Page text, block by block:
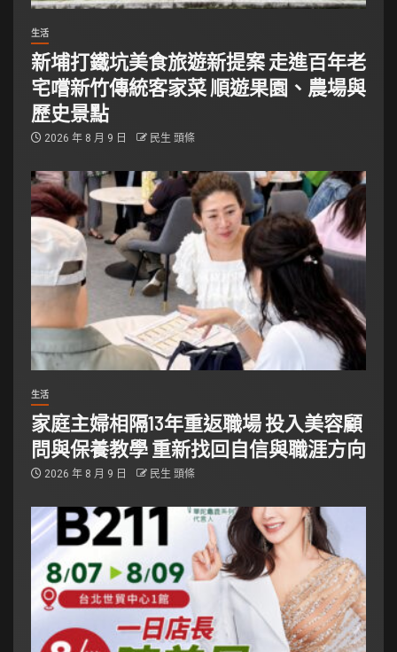
生活
新埔打鐵坑美食旅遊新提案 走進百年老
宅嚐新竹傳統客家菜 順遊果園、農場與
歷史景點
2026 年 8 月 9 日 民生 頭條
生活
家庭主婦相隔13年重返職場 投入美容顧
問與保養教學 重新找回自信與職涯方向
2026 年 8 月 9 日 民生 頭條